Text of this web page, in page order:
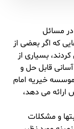
در مسائل
که اگر بعضی از
بسیاری از
آسانی قابل حل و
خیریه امام
می دهد،
و مشکلات